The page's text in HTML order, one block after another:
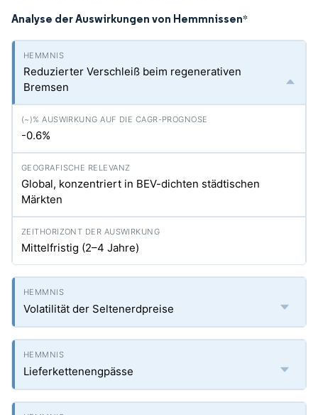
Analyse der Auswirkungen von Hemmnissen*
Reduzierter Verschleiß beim regenerativen
Bremsen
-0.6%
Global, konzentriert in BEV-dichten städtischen
Märkten
Mittelfristig (2–4 Jahre)
Volatilität der Seltenerdpreise
Lieferkettenengpässe